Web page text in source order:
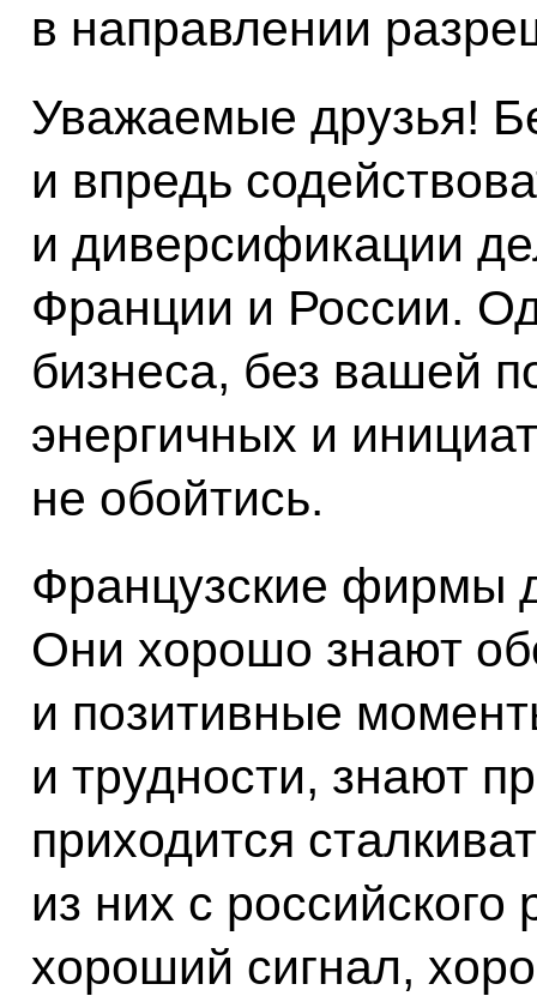
в направлении
Уважаемые друзья!
и впредь
и диверсификации
Франции и России.
бизнеса, без вашей
энергичных и
не обойтись.
Французские фирмы
Они хорошо знают
и позитивные
и трудности, знают
приходится
из них с
хороший сигнал,